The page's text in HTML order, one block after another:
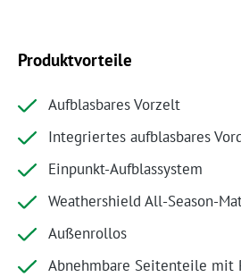
Produktvorteile
Aufblasbares Vorzelt
Integriertes aufblasbares
Einpunkt-Aufblassystem
Weathershield All-Season-
Außenrollos
Abnehmbare Seitenteile mit